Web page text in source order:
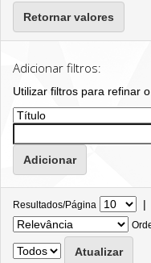
Retornar valores
Adicionar filtros:
Utilizar filtros para refinar
Resultados/Página |